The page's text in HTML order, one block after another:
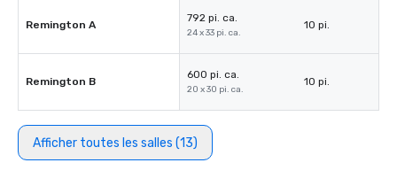
Remington A
792 pi. ca.
24 x 33 pi. ca.
10 pi.
Remington B
600 pi. ca.
20 x 30 pi. ca.
10 pi.
Afficher toutes les salles (13)